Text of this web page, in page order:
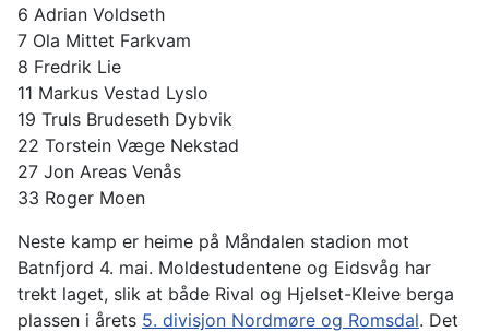
6 Adrian Voldseth
7 Ola Mittet Farkvam
8 Fredrik Lie
11 Markus Vestad Lyslo
19 Truls Brudeseth Dybvik
22 Torstein Væge Nekstad
27 Jon Areas Venås
33 Roger Moen
Neste kamp er heime på Måndalen stadion mot
Batnfjord 4. mai. Moldestudentene og Eidsvåg har
trekt laget, slik at både Rival og Hjelset-Kleive berga
plassen i årets 5. divisjon Nordmøre og Romsdal. Det